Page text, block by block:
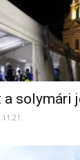
a solymári